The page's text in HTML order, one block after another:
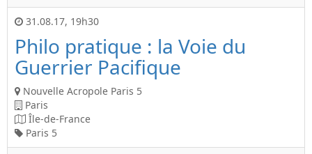
31.08.17, 19h30
Philo pratique : la Voie du
Guerrier Pacifique
Nouvelle Acropole Paris 5
Paris
Île-de-France
Paris 5